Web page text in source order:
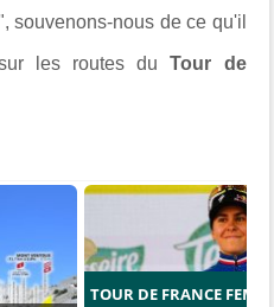
souvenons-nous de ce qu'il
les routes duTour de
TOUR DE FRANCE